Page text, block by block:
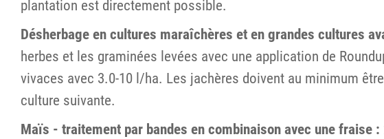
plantation est directement possible.
Désherbage en cultures maraîchères et en grandes cultures
herbes et les graminées levées avec une application de
vivaces avec 3.0-10 l/ha. Les jachères doivent au minimum
culture suivante.
Maïs - traitement par bandes en combinaison avec une fraise :